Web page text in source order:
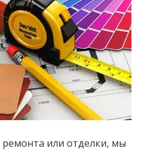
или отделки, мы